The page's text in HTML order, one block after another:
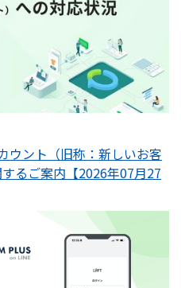
ウント（旧称：新しいお客
るご案内【2026年07月27